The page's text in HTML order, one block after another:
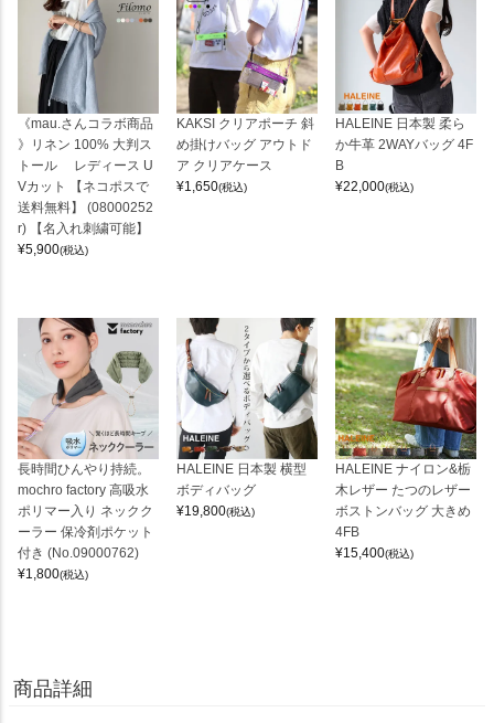
《mau.さんコラボ商品
》リネン 100% 大判ス
トール レディース U
Vカット 【ネコポスで
送料無料】 (08000252
r) 【名入れ刺繍可能】
¥5,900(税込)
KAKSI クリアポーチ 斜
め掛けバッグ アウトド
ア クリアケース
¥1,650(税込)
HALEINE 日本製 柔ら
か牛革 2WAYバッグ 4F
B
¥22,000(税込)
長時間ひんやり持続。
mochro factory 高吸水
ポリマー入り ネックク
ーラー 保冷剤ポケット
付き (No.09000762)
¥1,800(税込)
HALEINE 日本製 横型
ボディバッグ
¥19,800(税込)
HALEINE ナイロン&栃
木レザー たつのレザー
ボストンバッグ 大きめ
4FB
¥15,400(税込)
商品詳細